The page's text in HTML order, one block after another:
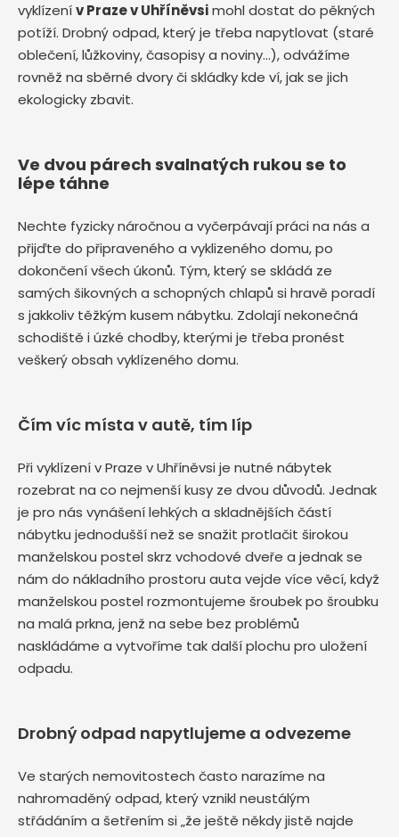
vyklízenív Praze v Uhříněvsimohl dostat do pěkných
potíží. Drobný odpad, který je třeba napytlovat (staré
oblečení, lůžkoviny, časopisy a noviny…), odvážíme
rovněž na sběrné dvory či skládky kde ví, jak se jich
ekologicky zbavit.
Ve dvou párech svalnatých rukou se to
lépe táhne
Nechte fyzicky náročnou a vyčerpávají práci na nás a
přijďte do připraveného a vyklizeného domu, po
dokončení všech úkonů. Tým, který se skládá ze
samých šikovných a schopných chlapů si hravě poradí
s jakkoliv těžkým kusem nábytku. Zdolají nekonečná
schodiště i úzké chodby, kterými je třeba pronést
veškerý obsah vyklízeného domu.
Čím víc místa v autě, tím líp
Při vyklízení v Praze v Uhříněvsi je nutné nábytek
rozebrat na co nejmenší kusy ze dvou důvodů. Jednak
je pro nás vynášení lehkých a skladnějších částí
nábytku jednodušší než se snažit protlačit širokou
manželskou postel skrz vchodové dveře a jednak se
nám do nákladního prostoru auta vejde více věcí, když
manželskou postel rozmontujeme šroubek po šroubku
na malá prkna, jenž na sebe bez problémů
naskládáme a vytvoříme tak další plochu pro uložení
odpadu.
Drobný odpad napytlujeme a odvezeme
Ve starých nemovitostech často narazíme na
nahromaděný odpad, který vznikl neustálým
střádáním a šetřením si „že ještě někdy jistě najde